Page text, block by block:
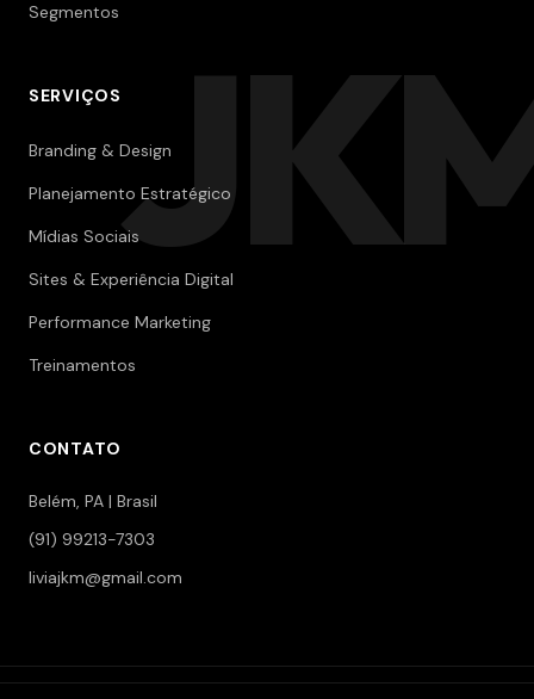
Segmentos
SERVIÇOS
Branding & Design
Planejamento Estratégico
Mídias Sociais
Sites & Experiência Digital
Performance Marketing
Treinamentos
CONTATO
Belém, PA | Brasil
(91) 99213-7303
liviajkm@gmail.com